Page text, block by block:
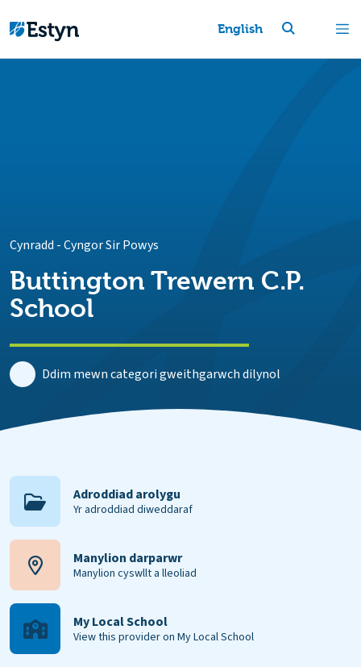
English
Cynradd -Cyngor Sir Powys
Buttington Trewern C.P.
School
Ddim mewn categori gweithgarwch dilynol
Adroddiad arolygu
Yr adroddiad diweddaraf
Manylion darparwr
Manylion cyswllt a lleoliad
My Local School
View this provider on My Local School